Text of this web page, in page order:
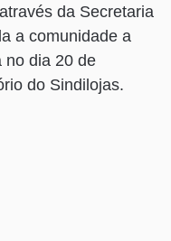
da Secretaria
a comunidade a
no dia 20 de
do Sindilojas.